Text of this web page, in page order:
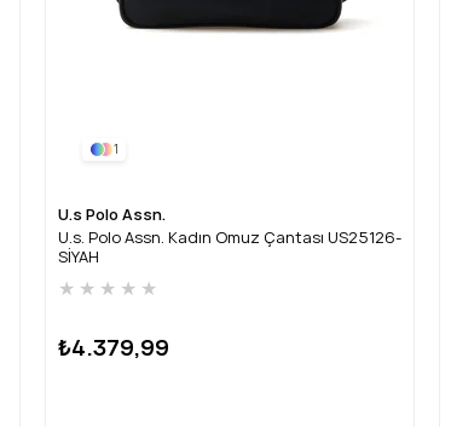
1
U.s Polo Assn.
U.s. Polo Assn. Kadın Omuz Çantası US25126-
SİYAH
★ ★ ★ ★ ★
₺4.379,99